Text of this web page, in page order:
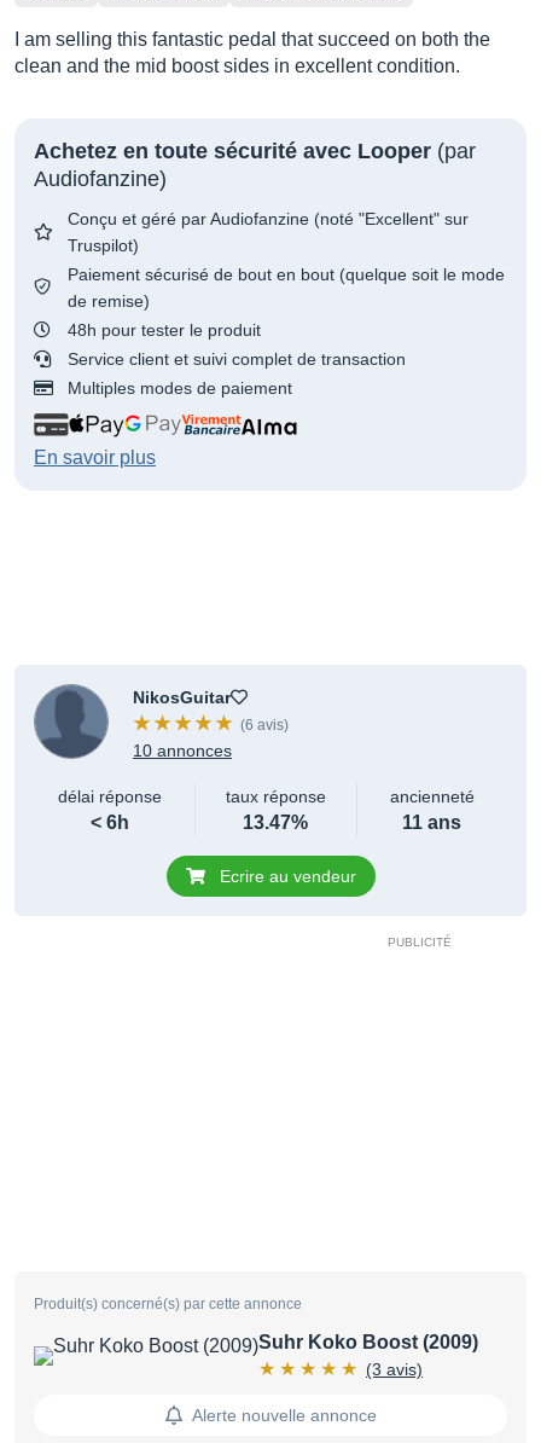
I am selling this fantastic pedal that succeed on both the
clean and the mid boost sides in excellent condition.
Achetez en toute sécurité avec Looper (par
Audiofanzine)
Conçu et géré par Audiofanzine (noté "Excellent" sur
Truspilot)
Paiement sécurisé de bout en bout (quelque soit le mode
de remise)
48h pour tester le produit
Service client et suivi complet de transaction
Multiples modes de paiement
En savoir plus
NikosGuitar
(6 avis)
10 annonces
délai réponse
< 6h
taux réponse
13.47%
ancienneté
11 ans
Ecrire au vendeur
Produit(s) concerné(s) par cette annonce
Suhr Koko Boost (2009)
(3 avis)
Alerte nouvelle annonce